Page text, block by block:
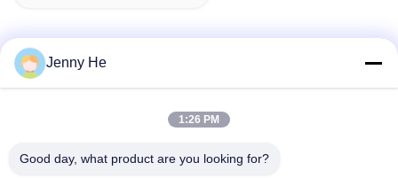
5/F, Gebäude B, KeShangMei Wissenschafts- und
Jenny He
1:26 PM
Good day, what product are you looking for?